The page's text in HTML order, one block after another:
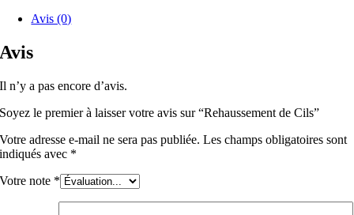
Avis (0)
Avis
Il n’y a pas encore d’avis.
Soyez le premier à laisser votre avis sur “Rehaussement de Cils”
Votre adresse e-mail ne sera pas publiée. Les champs obligatoires sont
indiqués avec *
Votre note *